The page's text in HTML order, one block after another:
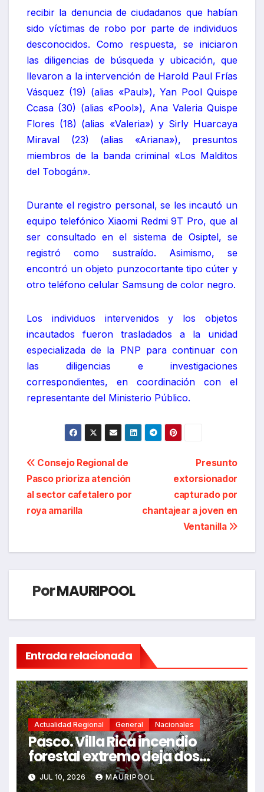
recibir la denuncia de ciudadanos que habían
sido víctimas de robo por parte de individuos
desconocidos. Como respuesta, se iniciaron
las diligencias de búsqueda y ubicación, que
llevaron a la intervención de Harold Paul Frías
Vásquez (19) (alias «Paul»), Yan Pool Quispe
Ccasa (30) (alias «Pool»), Ana Valeria Quispe
Flores (18) (alias «Valeria») y Sirly Huarcaya
Miraval (23) (alias «Ariana»), presuntos
miembros de la banda criminal «Los Malditos
del Tobogán».
Durante el registro personal, se les incautó un
equipo telefónico Xiaomi Redmi 9T Pro, que al
ser consultado en el sistema de Osiptel, se
registró como sustraído. Asimismo, se
encontró un objeto punzocortante tipo cúter y
otro teléfono celular Samsung de color negro.
Los individuos intervenidos y los objetos
incautados fueron trasladados a la unidad
especializada de la PNP para continuar con
las diligencias e investigaciones
correspondientes, en coordinación con el
representante del Ministerio Público.
Navegación
de
entradas
Presunto
extorsionador
capturado por
chantajear a joven en
Ventanilla
Consejo Regional de
Pasco prioriza atención
al sector cafetalero por
roya amarilla
PorMAURIPOOL
Entrada relacionada
Actualidad Regional General Nacionales
Pasco. Villa Rica incendio
forestal extremo deja dos
fallecidos y heridos
JUL 10, 2026 MAURIPOOL